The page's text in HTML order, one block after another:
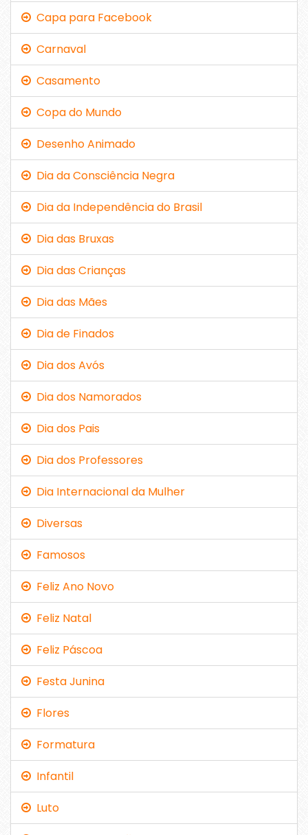
Capa para Facebook
Carnaval
Casamento
Copa do Mundo
Desenho Animado
Dia da Consciência Negra
Dia da Independência do Brasil
Dia das Bruxas
Dia das Crianças
Dia das Mães
Dia de Finados
Dia dos Avós
Dia dos Namorados
Dia dos Pais
Dia dos Professores
Dia Internacional da Mulher
Diversas
Famosos
Feliz Ano Novo
Feliz Natal
Feliz Páscoa
Festa Junina
Flores
Formatura
Infantil
Luto